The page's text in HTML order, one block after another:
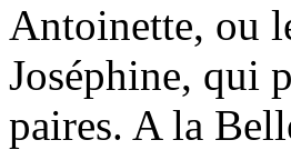
Antoinette, ou
Joséphine, qui
paires. A la